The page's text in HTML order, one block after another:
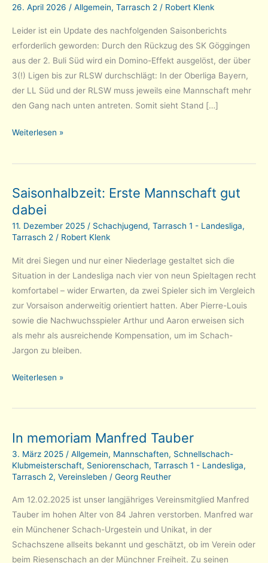
26. April 2026 / Allgemein, Tarrasch 2 / Robert Klenk
Leider ist ein Update des nachfolgenden Saisonberichts
erforderlich geworden: Durch den Rückzug des SK Göggingen
aus der 2. Buli Süd wird ein Domino-Effekt ausgelöst, der über
3(!) Ligen bis zur RLSW durchschlägt: In der Oberliga Bayern,
der LL Süd und der RLSW muss jeweils eine Mannschaft mehr
den Gang nach unten antreten. Somit sieht Stand […]
Tarrasch
Ende
alles
gut
–
wenn
nicht
…
Weiterlesen »
Saisonhalbzeit: Erste Mannschaft gut
dabei
11. Dezember 2025 / Schachjugend, Tarrasch 1 - Landesliga,
Tarrasch 2 / Robert Klenk
Mit drei Siegen und nur einer Niederlage gestaltet sich die
Situation in der Landesliga nach vier von neun Spieltagen recht
komfortabel – wider Erwarten, da zwei Spieler sich im Vergleich
zur Vorsaison anderweitig orientiert hatten. Aber Pierre-Louis
sowie die Nachwuchsspieler Arthur und Aaron erweisen sich
als mehr als ausreichende Kompensation, um im Schach-
Jargon zu bleiben.
Saisonhalbzeit:
Mannschaft
dabei
Weiterlesen »
In memoriam Manfred Tauber
3. März 2025 / Allgemein, Mannschaften, Schnellschach-
Klubmeisterschaft, Seniorenschach, Tarrasch 1 - Landesliga,
Tarrasch 2, Vereinsleben / Georg Reuther
Am 12.02.2025 ist unser langjähriges Vereinsmitglied Manfred
Tauber im hohen Alter von 84 Jahren verstorben. Manfred war
ein Münchener Schach-Urgestein und Unikat, in der
Schachszene allseits bekannt und geschätzt, ob im Verein oder
beim Riesenschach an der Münchner Freiheit. Zu seinen